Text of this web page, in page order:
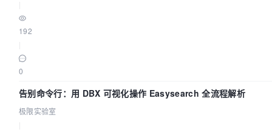
192
0
告别命令行：用 DBX 可视化操作 Easysearch 全流程解析
极限实验室